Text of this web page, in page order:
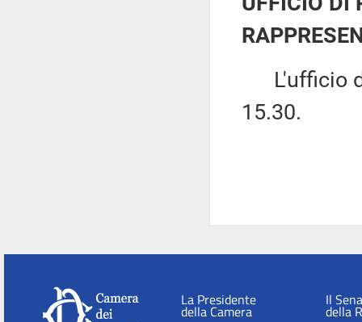
L'ufficio di
15.30.
La Presidente
della Camera
Il
della